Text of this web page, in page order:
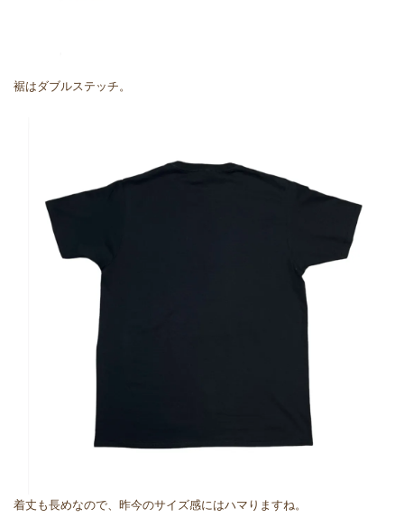
裾はダブルステッチ。
着丈も長めなので、昨今のサイズ感にはハマりますね。